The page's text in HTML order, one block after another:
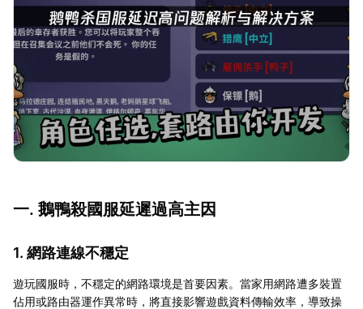
一. 鵝鴨殺國服延遲過高主因
1. 網路連線不穩定
遊玩國服時，不穩定的網路環境是首要因素。當家用網路遭多裝置
佔用或路由器運作異常時，將直接影響遊戲資料傳輸效率，導致操